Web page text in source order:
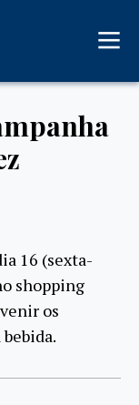
16 (sexta-
shopping
os